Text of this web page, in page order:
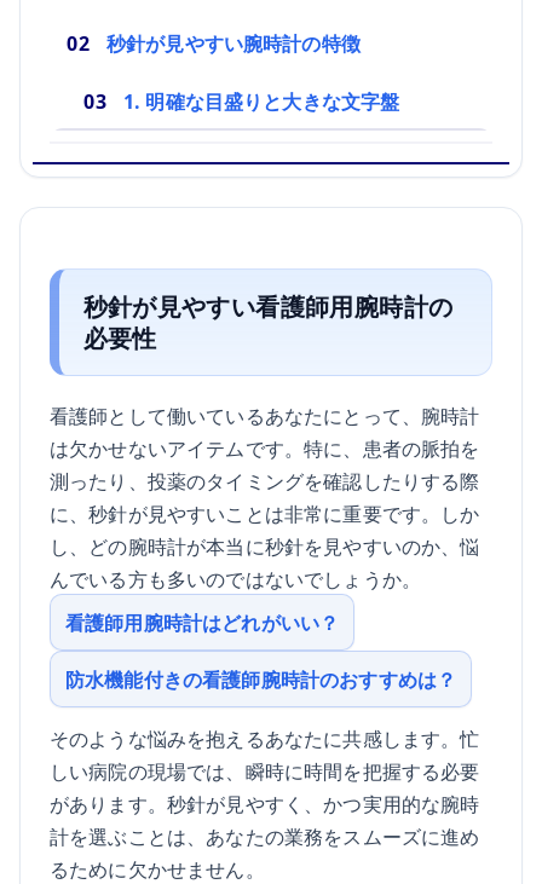
秒針が見やすい腕時計の特徴
1. 明確な目盛りと大きな文字盤
秒針が見やすい看護師用腕時計の
必要性
看護師として働いているあなたにとって、腕時計
は欠かせないアイテムです。特に、患者の脈拍を
測ったり、投薬のタイミングを確認したりする際
に、秒針が見やすいことは非常に重要です。しか
し、どの腕時計が本当に秒針を見やすいのか、悩
んでいる方も多いのではないでしょうか。
看護師用腕時計はどれがいい？
防水機能付きの看護師腕時計のおすすめは？
そのような悩みを抱えるあなたに共感します。忙
しい病院の現場では、瞬時に時間を把握する必要
があります。秒針が見やすく、かつ実用的な腕時
計を選ぶことは、あなたの業務をスムーズに進め
るために欠かせません。